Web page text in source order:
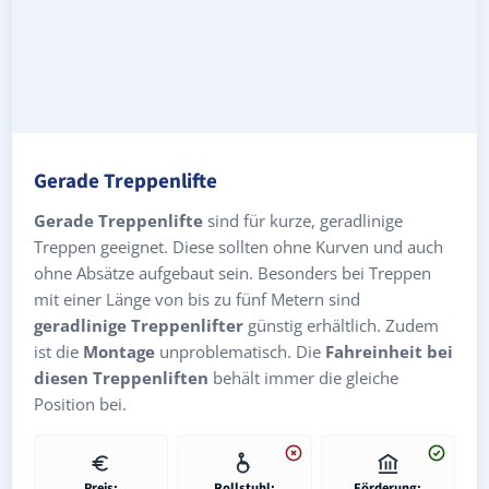
Gerade Treppenlifte
Gerade Treppenlifte sind für kurze, geradlinige
Treppen geeignet. Diese sollten ohne Kurven und auch
ohne Absätze aufgebaut sein. Besonders bei Treppen
mit einer Länge von bis zu fünf Metern sind
geradlinige Treppenlifter günstig erhältlich. Zudem
ist die Montage unproblematisch. Die Fahreinheit bei
diesen Treppenliften behält immer die gleiche
Position bei.